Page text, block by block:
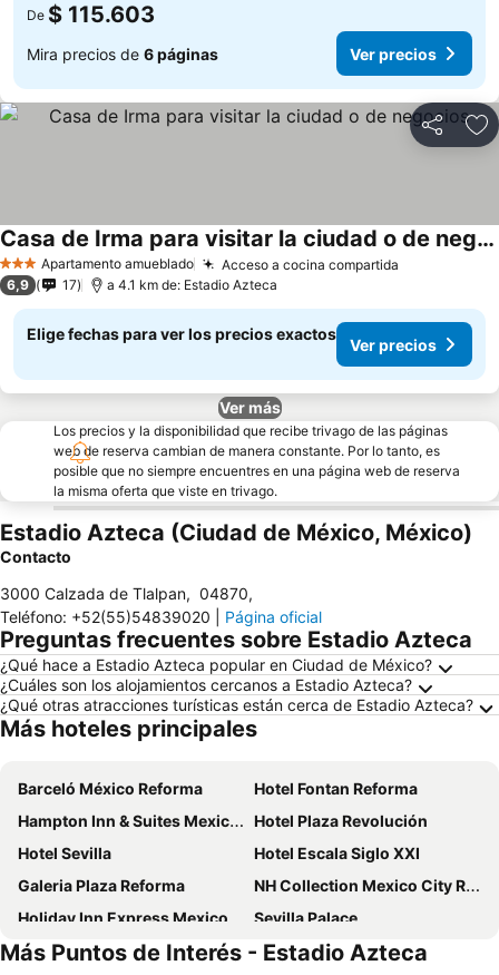
De $ 115.603
Mira precios de 6 páginas Ver precios
Compartir
3 EstrellasApartamento amueblado Acceso a cocina compartida
Casa de Irma para visitar la ciudad o de negocios
Ver precios
6,9 17 a 4.1 km de: Estadio Azteca
Elige fechas para ver los precios exactos
Ver precios
Ver más
Los precios y la disponibilidad que recibe trivago de las páginas
web de reserva cambian de manera constante. Por lo tanto, es
posible que no siempre encuentres en una página web de reserva
la misma oferta que viste en trivago.
Estadio Azteca (Ciudad de México, México)
Contacto
3000 Calzada de Tlalpan, 04870,
Teléfono: +52(55)54839020 Página oficial
Preguntas frecuentes sobre Estadio Azteca
¿Qué hace a Estadio Azteca popular en Ciudad de México?
¿Cuáles son los alojamientos cercanos a Estadio Azteca?
¿Qué otras atracciones turísticas están cerca de Estadio Azteca?
Más hoteles principales
Barceló México Reforma
Hotel Fontan Reforma
Hampton Inn & Suites Mexico City - Centro Historico
Hotel Plaza Revolución
Hotel Sevilla
Hotel Escala Siglo XXI
Galeria Plaza Reforma
NH Collection Mexico City Reforma
Holiday Inn Express Mexico Reforma By Ihg
Sevilla Palace
Camino Real Aeropuerto Mexico
Fiesta Americana Reforma
Más Puntos de Interés - Estadio Azteca